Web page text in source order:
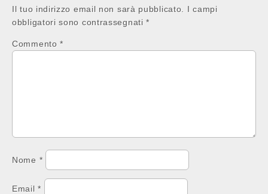
Il tuo indirizzo email non sarà pubblicato.
I campi
obbligatori sono contrassegnati*
Commento*
Nome *
Email*